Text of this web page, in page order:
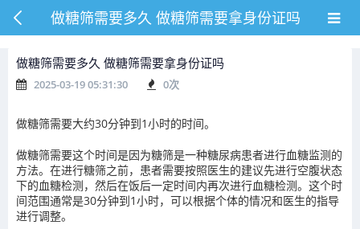
做糖筛需要多久 做糖筛需要拿身份证吗
做糖筛需要多久 做糖筛需要拿身份证吗
2025-03-19 05:31:30 0次
做糖筛需要大约30分钟到1小时的时间。
做糖筛需要这个时间是因为糖筛是一种糖尿病患者进行血糖监测的
方法。在进行糖筛之前，患者需要按照医生的建议先进行空腹状态
下的血糖检测，然后在饭后一定时间内再次进行血糖检测。这个时
间范围通常是30分钟到1小时，可以根据个体的情况和医生的指导
进行调整。